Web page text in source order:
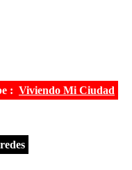
: Viviendo Mi Ciudad